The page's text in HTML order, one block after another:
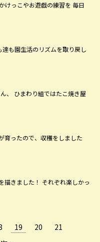
っこやお遊戯の練習を 毎日
も園生活のリズムを取り戻し
、 ひまわり組ではたこ焼き屋
ったので、収穫をしました
きました！ それぞれ楽しかっ
19 20
21